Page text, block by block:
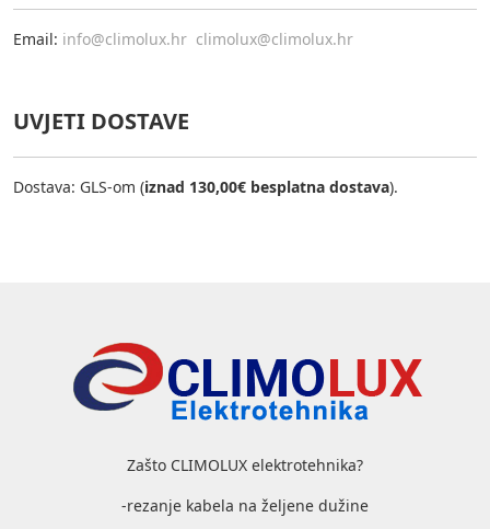
Email: info@climolux.hr climolux@climolux.hr
UVJETI DOSTAVE
Dostava: GLS-om (iznad 130,00€ besplatna dostava).
Zašto CLIMOLUX elektrotehnika?
-rezanje kabela na željene dužine